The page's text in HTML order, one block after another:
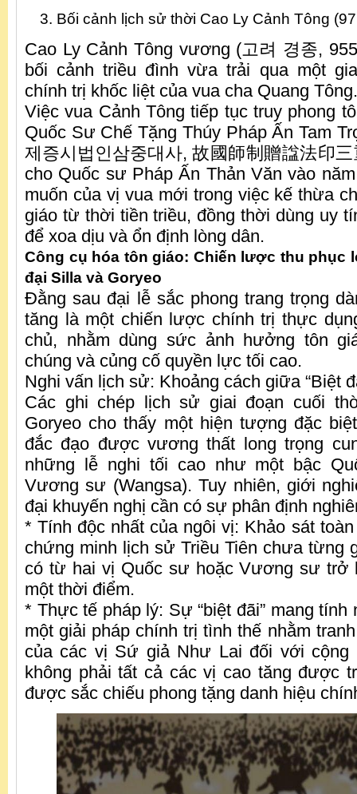
Bối cảnh lịch sử thời Cao Ly Cảnh Tông
Cao Ly Cảnh Tông vương (고려 경종,
bối cảnh triều đình vừa trải qua một
chính trị khốc liệt của vua cha Quang Tông.
Việc vua Cảnh Tông tiếp tục truy phong
Quốc Sư Chế Tặng Thúy Pháp Ấn Tam
제증시법인삼중대사, 故國師制贈諡法印
cho Quốc sư Pháp Ấn Thản Văn vào
muốn của vị vua mới trong việc kế thừa
giáo từ thời tiền triều, đồng thời dùng uy
để xoa dịu và ổn định lòng dân.
Công cụ hóa tôn giáo: Chiến lược thu phục
đại Silla và Goryeo
Đằng sau đại lễ sắc phong trang trọng
tăng là một chiến lược chính trị thực
chủ, nhằm dùng sức ảnh hưởng tôn
chúng và củng cố quyền lực tối cao.
Nghi vấn lịch sử: Khoảng cách giữa “Biệt
Các ghi chép lịch sử giai đoạn cuối
Goryeo cho thấy một hiện tượng đặc
đắc đạo được vương thất long trọng
những lễ nghi tối cao như một bậc
Vương sư (Wangsa). Tuy nhiên, giới
đại khuyến nghị cần có sự phân định
* Tính độc nhất của ngôi vị: Khảo sát
chứng minh lịch sử Triều Tiên chưa từng
có từ hai vị Quốc sư hoặc Vương sư trở
một thời điểm.
* Thực tế pháp lý: Sự “biệt đãi” mang
một giải pháp chính trị tình thế nhằm
của các vị Sứ giả Như Lai đối với cộng
không phải tất cả các vị cao tăng được
được sắc chiếu phong tặng danh hiệu